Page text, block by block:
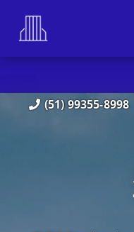
(51) 99355-8998